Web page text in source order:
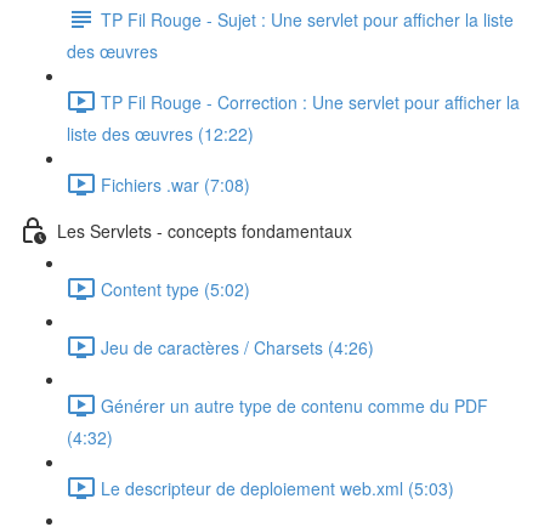
TP Fil Rouge - Sujet : Une servlet pour afficher la liste
des œuvres
TP Fil Rouge - Correction : Une servlet pour afficher la
liste des œuvres (12:22)
Fichiers .war (7:08)
Les Servlets - concepts fondamentaux
Content type (5:02)
Jeu de caractères / Charsets (4:26)
Générer un autre type de contenu comme du PDF
(4:32)
Le descripteur de deploiement web.xml (5:03)